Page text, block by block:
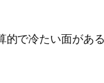
で冷たい面が